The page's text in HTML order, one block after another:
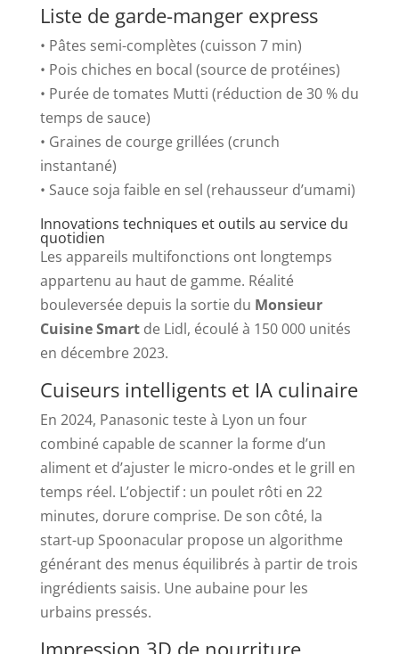
Liste de garde-manger express
• Pâtes semi-complètes (cuisson 7 min)
• Pois chiches en bocal (source de protéines)
• Purée de tomates Mutti (réduction de 30 % du
temps de sauce)
• Graines de courge grillées (crunch
instantané)
• Sauce soja faible en sel (rehausseur d’umami)
Innovations techniques et outils au service du
quotidien
Les appareils multifonctions ont longtemps
appartenu au haut de gamme. Réalité
bouleversée depuis la sortie du Monsieur
Cuisine Smartde Lidl, écoulé à 150 000 unités
en décembre 2023.
Cuiseurs intelligents et IA culinaire
En 2024, Panasonic teste à Lyon un four
combiné capable de scanner la forme d’un
aliment et d’ajuster le micro-ondes et le grill en
temps réel. L’objectif : un poulet rôti en 22
minutes, dorure comprise. De son côté, la
start-up Spoonacular propose un algorithme
générant des menus équilibrés à partir de trois
ingrédients saisis. Une aubaine pour les
urbains pressés.
Impression 3D de nourriture